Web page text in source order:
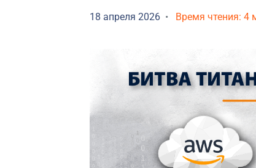
18 апреля 2026 Время чтения: 4